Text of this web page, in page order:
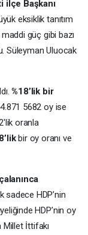
ilçe Başkanı
eksiklik tanıtım
güç gibi bazı
Süleyman Uluocak
%18’lik bir
5682 oy ise
oranla
bir oy oranı ve
sadece HDP’nin
HDP’nin oy
Millet İttifakı